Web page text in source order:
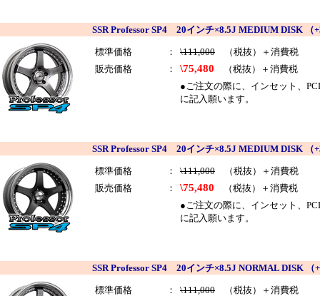
SSR Professor SP4 20インチ×8.5J MEDIUM DISK （
標準価格 ： \111,000 （税抜）＋消費税
販売価格
： \75,480 （税抜）＋消費税
●ご注文の際に、インセット、
に記入願います。
SSR Professor SP4 20インチ×8.5J MEDIUM DISK （
標準価格 ： \111,000 （税抜）＋消費税
販売価格
： \75,480 （税抜）＋消費税
●ご注文の際に、インセット、
に記入願います。
SSR Professor SP4 20インチ×8.5J NORMAL DISK （
標準価格 ： \111,000 （税抜）＋消費税